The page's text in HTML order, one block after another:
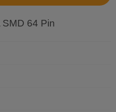
64 Pin